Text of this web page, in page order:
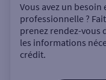
Vous avez un
professionnelle ?
prenez rendez-vous
les informations
crédit.